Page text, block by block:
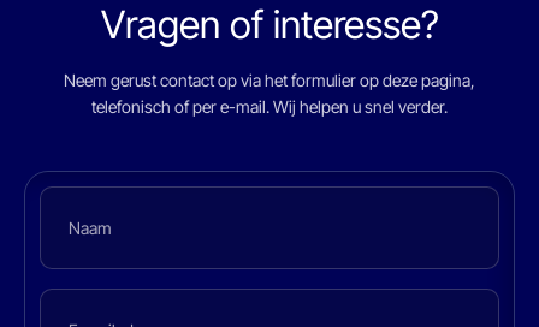
Vragen of interesse?
Neem gerust contact op via het formulier op deze pagina,
telefonisch of per e-mail. Wij helpen u snel verder.